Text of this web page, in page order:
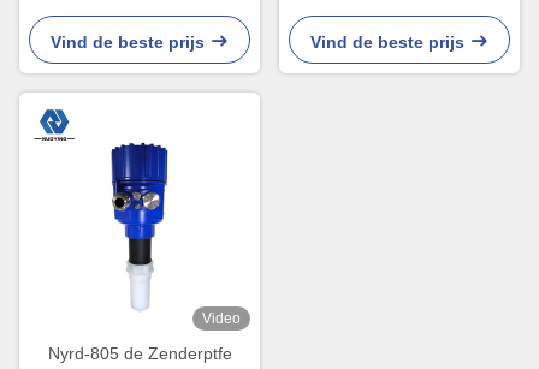
Groot temperatuurbereik -
40℃ tot 85℃
Vind de beste prijs
stofpenetratie,
volumenauwkeurigheid
±0,5%
Vind de beste prijs
Video
Nyrd-805 de Zenderptfe